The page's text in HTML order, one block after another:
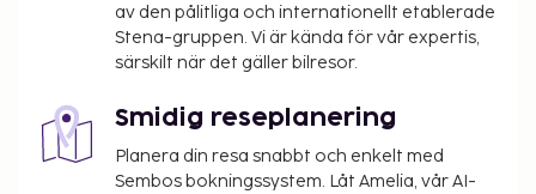
av den pålitliga och internationellt etablerade
Stena-gruppen. Vi är kända för vår expertis,
särskilt när det gäller bilresor.
Smidig reseplanering
Planera din resa snabbt och enkelt med
Sembos bokningssystem. Låt Amelia, vår AI-